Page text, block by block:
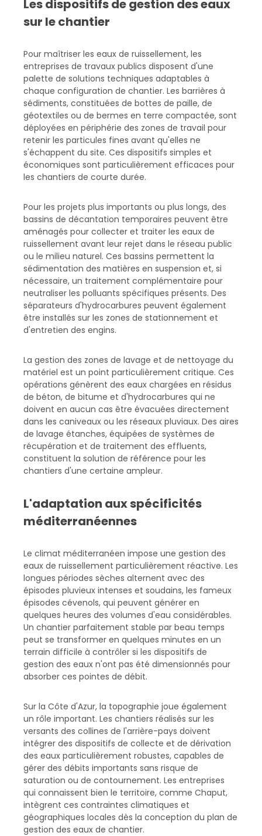
Les dispositifs de gestion des eaux
sur le chantier
Pour maîtriser les eaux de ruissellement, les
entreprises de travaux publics disposent d'une
palette de solutions techniques adaptables à
chaque configuration de chantier. Les barrières à
sédiments, constituées de bottes de paille, de
géotextiles ou de bermes en terre compactée, sont
déployées en périphérie des zones de travail pour
retenir les particules fines avant qu'elles ne
s'échappent du site. Ces dispositifs simples et
économiques sont particulièrement efficaces pour
les chantiers de courte durée.
Pour les projets plus importants ou plus longs, des
bassins de décantation temporaires peuvent être
aménagés pour collecter et traiter les eaux de
ruissellement avant leur rejet dans le réseau public
ou le milieu naturel. Ces bassins permettent la
sédimentation des matières en suspension et, si
nécessaire, un traitement complémentaire pour
neutraliser les polluants spécifiques présents. Des
séparateurs d'hydrocarbures peuvent également
être installés sur les zones de stationnement et
d'entretien des engins.
La gestion des zones de lavage et de nettoyage du
matériel est un point particulièrement critique. Ces
opérations génèrent des eaux chargées en résidus
de béton, de bitume et d'hydrocarbures qui ne
doivent en aucun cas être évacuées directement
dans les caniveaux ou les réseaux pluviaux. Des aires
de lavage étanches, équipées de systèmes de
récupération et de traitement des effluents,
constituent la solution de référence pour les
chantiers d'une certaine ampleur.
L'adaptation aux spécificités
méditerranéennes
Le climat méditerranéen impose une gestion des
eaux de ruissellement particulièrement réactive. Les
longues périodes sèches alternent avec des
épisodes pluvieux intenses et soudains, les fameux
épisodes cévenols, qui peuvent générer en
quelques heures des volumes d'eau considérables.
Un chantier parfaitement stable par beau temps
peut se transformer en quelques minutes en un
terrain difficile à contrôler si les dispositifs de
gestion des eaux n'ont pas été dimensionnés pour
absorber ces pointes de débit.
Sur la Côte d'Azur, la topographie joue également
un rôle important. Les chantiers réalisés sur les
versants des collines de l'arrière-pays doivent
intégrer des dispositifs de collecte et de dérivation
des eaux particulièrement robustes, capables de
gérer des débits importants sans risque de
saturation ou de contournement. Les entreprises
qui connaissent bien le territoire, comme Chaput,
intègrent ces contraintes climatiques et
géographiques locales dès la conception du plan de
gestion des eaux de chantier.